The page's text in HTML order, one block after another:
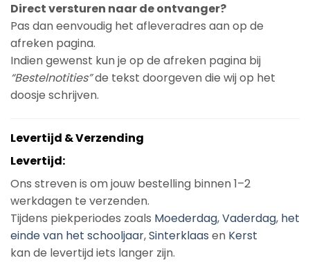
Direct versturen naar de ontvanger?
Pas dan eenvoudig het afleveradres aan op de
afreken pagina.
Indien gewenst kun je op de afreken pagina bij
“Bestelnotities”de tekst doorgeven die wij op het
doosje schrijven.
Levertijd & Verzending
Levertijd:
Ons streven is om jouw bestelling binnen 1–2
werkdagen te verzenden.
Tijdens piekperiodes zoals Moederdag,Vaderdag, het
einde van het schooljaar,Sinterklaas en Kerst
kan de levertijd iets langer zijn.